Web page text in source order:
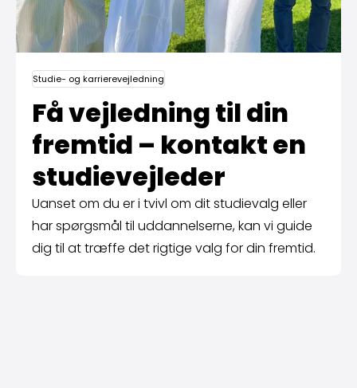
Studie- og karrierevejledning
Få vejledning til din
fremtid – kontakt en
studie­vejleder
Uanset om du er i tvivl om dit studievalg eller
har spørgsmål til uddannelserne, kan vi guide
dig til at træffe det rigtige valg for din fremtid.